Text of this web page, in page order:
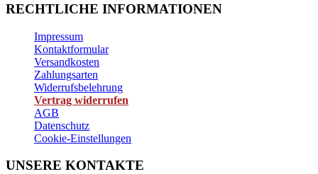
RECHTLICHE INFORMATIONEN
Impressum
Kontaktformular
Versandkosten
Zahlungsarten
Widerrufsbelehrung
Vertrag widerrufen
AGB
Datenschutz
Cookie-Einstellungen
UNSERE KONTAKTE